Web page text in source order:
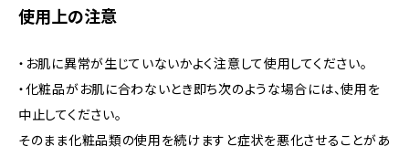
使用上の注意
・お肌に異常が生じていないかよく注意して使用してください。
・化粧品がお肌に合わないとき即ち次のような場合には、使用を
中止してください。
そのまま化粧品類の使用を続けますと症状を悪化させることがあ